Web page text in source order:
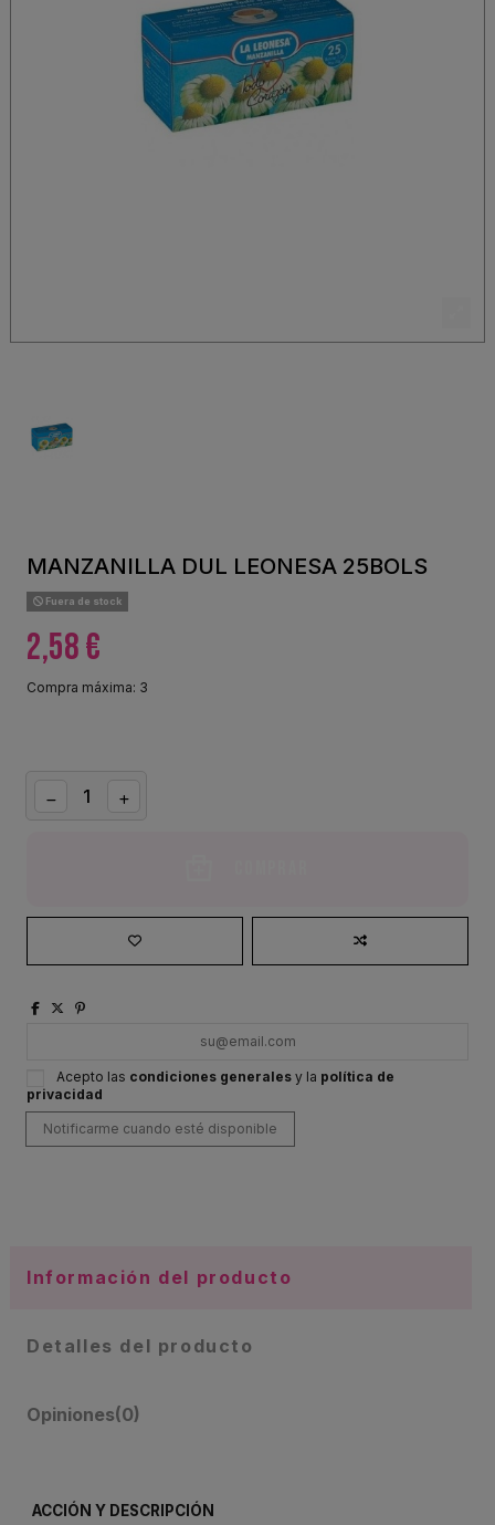
MANZANILLA DUL LEONESA 25BOLS
Fuera de stock
2,58 €
Compra máxima: 3
Acepto las condiciones generales y la política de
privacidad
Información del producto
Detalles del producto
Opiniones(0)
ACCIÓN Y DESCRIPCIÓN